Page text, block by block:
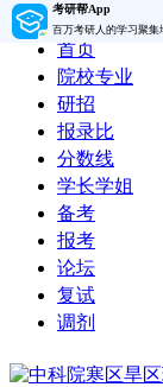
考研帮App
百万考研人的学习聚集
首页
院校专业
研招
报录比
分数线
学长学姐
备考
报考
论坛
复试
调剂